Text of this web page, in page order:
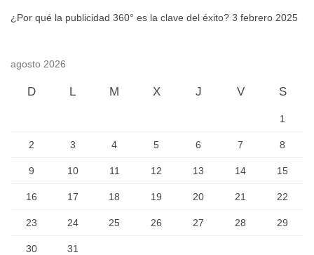
¿Por qué la publicidad 360° es la clave del éxito? 3 febrero 2025
agosto 2026
D L M X J V S
1
2 3 4 5 6 7 8
9 10 11 12 13 14 15
16 17 18 19 20 21 22
23 24 25 26 27 28 29
30
31